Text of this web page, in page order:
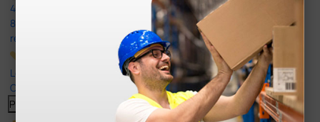
4,6
8.330
recensioni
Le nostre recensioni a 4 e 5 stelle.
Clicca qui per leggerle tutte >
Precedente
Successivo